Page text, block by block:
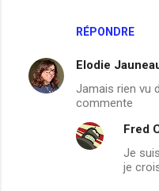
RÉPONDRE
Elodie
Jamais rien vu
commente
Fred
Je
je